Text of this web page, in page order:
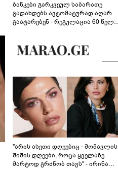
ბანკები გარკვეულ საბარათე
გადახდებს ავტომატურად აღარ
გაატარებენ - რეგულაცია 60 წელს
"არის ასეთი დღეებიც - მომავლის
შიშის დღეები, როცა ყველაზე
მარტოდ გრძნობ თავს" - ირინა